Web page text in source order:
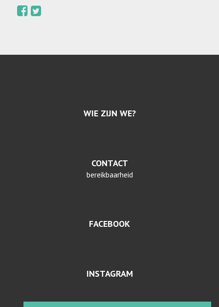
WIE ZIJN WE?
CONTACT
bereikbaarheid
FACEBOOK
INSTAGRAM